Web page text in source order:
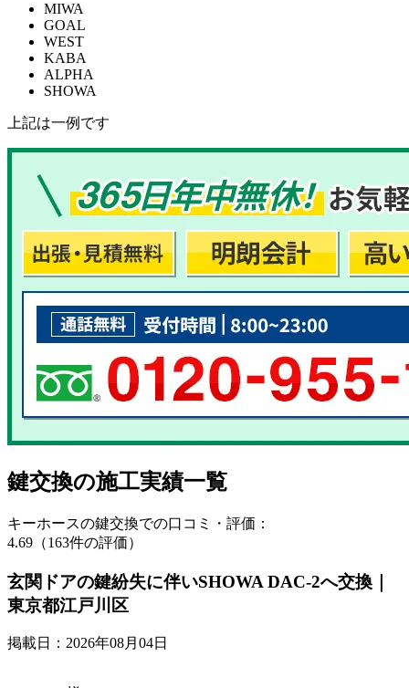
MIWA
GOAL
WEST
KABA
ALPHA
SHOWA
上記は一例です
鍵交換の施工実績一覧
キーホースの鍵交換での口コミ・評価：
4.69（163件の評価）
玄関ドアの鍵紛失に伴いSHOWA DAC-2へ交換｜
東京都江戸川区
掲載日：2026年08月04日